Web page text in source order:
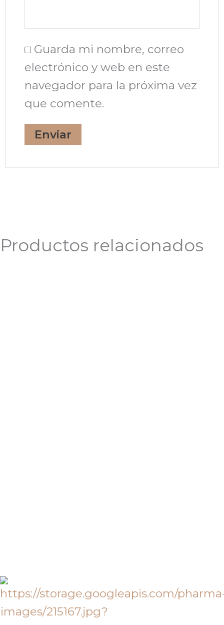
Guarda mi nombre, correo
electrónico y web en este
navegador para la próxima vez
que comente.
Productos relacionados